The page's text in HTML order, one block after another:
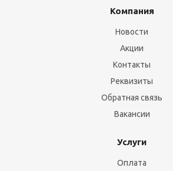
Компания
Новости
Акции
Контакты
Реквизиты
Обратная связь
Вакансии
Услуги
Оплата